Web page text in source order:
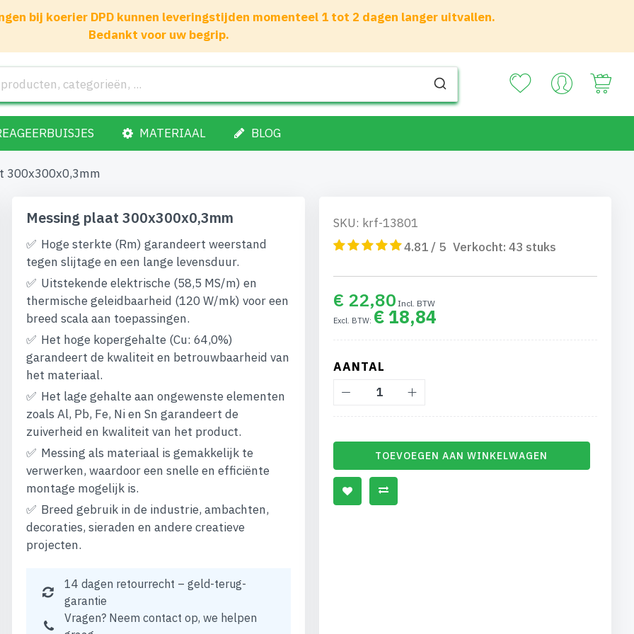
bij koerier DPD kunnen leveringstijden momenteel 1 tot 2 dagen langer uitvallen.
Bedankt voor uw begrip.
MATERIAAL BLOG
300x300x0,3mm
Messing plaat 300x300x0,3mm
Hoge sterkte (Rm) garandeert weerstand
tegen slijtage en een lange levensduur.
Uitstekende elektrische (58,5 MS/m) en
thermische geleidbaarheid (120 W/mk) voor een
breed scala aan toepassingen.
Het hoge kopergehalte (Cu: 64,0%)
garandeert de kwaliteit en betrouwbaarheid van
het materiaal.
Het lage gehalte aan ongewenste elementen
zoals Al, Pb, Fe, Ni en Sn garandeert de
zuiverheid en kwaliteit van het product.
Messing als materiaal is gemakkelijk te
verwerken, waardoor een snelle en efficiënte
montage mogelijk is.
Breed gebruik in de industrie, ambachten,
decoraties, sieraden en andere creatieve
projecten.
14 dagen retourrecht – geld-terug-
garantie
Vragen? Neem contact op, we helpen
SKU: krf-13801
4.81 / 5 Verkocht: 43 stuks
€ 22,80
€ 18,84
AANTAL
TOEVOEGEN AAN WINKELWAGEN